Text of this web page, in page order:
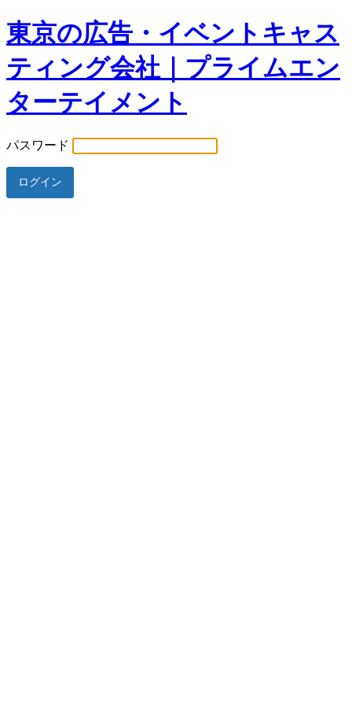
東京の広告・イベントキャス
ティング会社｜プライムエン
ターテイメント
パスワード